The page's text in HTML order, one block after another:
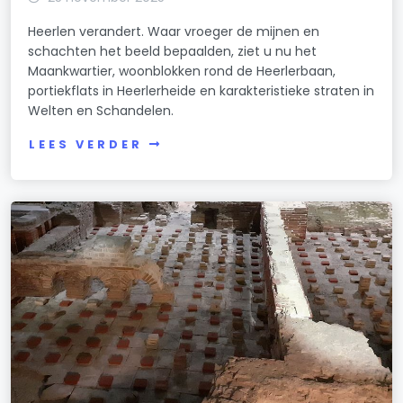
Heerlen verandert. Waar vroeger de mijnen en
schachten het beeld bepaalden, ziet u nu het
Maankwartier, woonblokken rond de Heerlerbaan,
portiekflats in Heerlerheide en karakteristieke straten in
Welten en Schandelen.
LEES VERDER